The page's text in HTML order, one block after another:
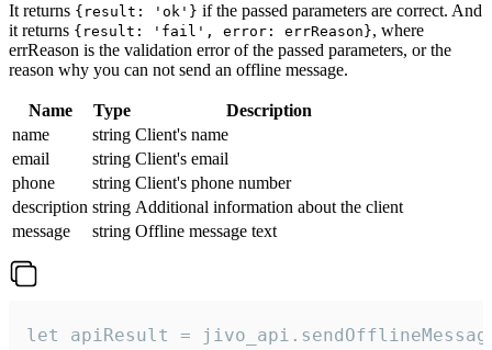
It returns {result: 'ok'} if the passed parameters are correct. And
it returns {result: 'fail', error: errReason}, where
errReason is the validation error of the passed parameters, or the
reason why you can not send an offline message.
Name Type
Description
name
string Client's name
email
string Client's email
phone
string Client's phone number
description string Additional information about the client
message
string Offline message text
let apiResult =